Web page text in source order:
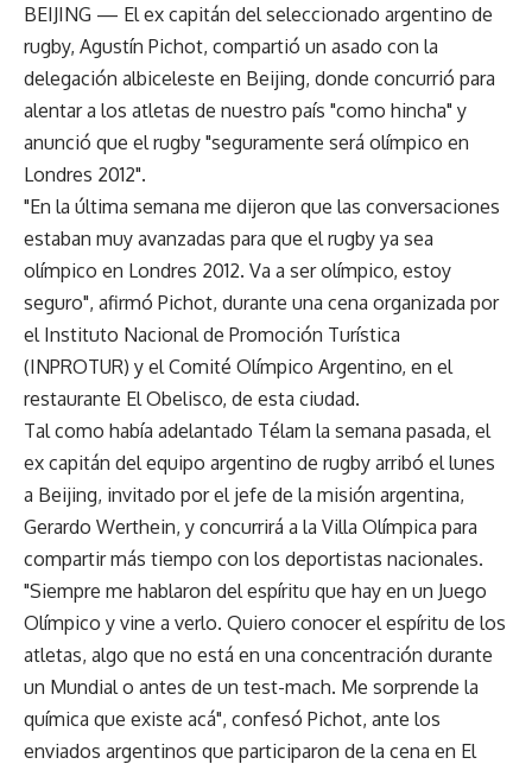
BEIJING — El ex capitán del seleccionado argentino de
rugby, Agustín Pichot, compartió un asado con la
delegación albiceleste en Beijing, donde concurrió para
alentar a los atletas de nuestro país "como hincha" y
anunció que el rugby "seguramente será olímpico en
Londres 2012".
"En la última semana me dijeron que las conversaciones
estaban muy avanzadas para que el rugby ya sea
olímpico en Londres 2012. Va a ser olímpico, estoy
seguro", afirmó Pichot, durante una cena organizada por
el Instituto Nacional de Promoción Turística
(INPROTUR) y el Comité Olímpico Argentino, en el
restaurante El Obelisco, de esta ciudad.
Tal como había adelantado Télam la semana pasada, el
ex capitán del equipo argentino de rugby arribó el lunes
a Beijing, invitado por el jefe de la misión argentina,
Gerardo Werthein, y concurrirá a la Villa Olímpica para
compartir más tiempo con los deportistas nacionales.
"Siempre me hablaron del espíritu que hay en un Juego
Olímpico y vine a verlo. Quiero conocer el espíritu de los
atletas, algo que no está en una concentración durante
un Mundial o antes de un test-mach. Me sorprende la
química que existe acá", confesó Pichot, ante los
enviados argentinos que participaron de la cena en El